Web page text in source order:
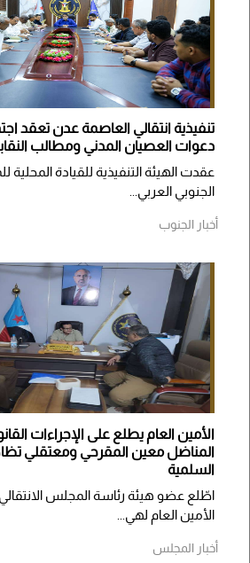
تنفيذية انتقالي العاصمة عدن تعقد
دعوات العصيان المدني ومطالب
​عقدت الهيئة التنفيذية للقيادة المحلية
الجنوبي العربي...
أخبار الجنوب
الأمين العام يطلع على الإجراءات
المناضل معين المقرحي ومعتقلي
السلمية
اطّلع عضو هيئة رئاسة المجلس الانتقالي
الأمين العام لهي...
أخبار المجلس